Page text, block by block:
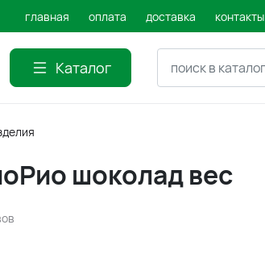
главная оплата доставка контакты
Каталог
шоколад вес